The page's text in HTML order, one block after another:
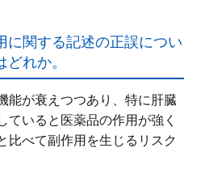
の医薬品の量を減らして小
用は避け、必ず年齢に応じ
るものを使用するよう説明
ある。
るため、吸収されて循環血液
分が脳に「達しやすく」、中
薬品で副作用を「起こしや
に関する記述の正誤につい
れか。
能が衰えつつあり、特に肝臓
ていると医薬品の作用が強く
比べて副作用を生じるリスク